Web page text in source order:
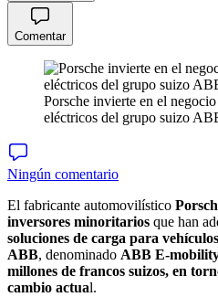
Comentar
Porsche invierte en el
eléctricos del grupo suizo
Ningún comentario
El fabricante automovilístico
inversores minoritarios que han
soluciones de carga para
ABB, denominado ABB E-
millones de francos suizos, en
cambio actual.